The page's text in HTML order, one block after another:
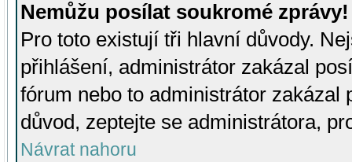
Nemůžu posílat soukromé zprávy!
Pro toto existují tři hlavní důvody.
přihlášení, administrátor zakázal
fórum nebo to administrátor zakázal
důvod, zeptejte se administrátora,
Návrat nahoru